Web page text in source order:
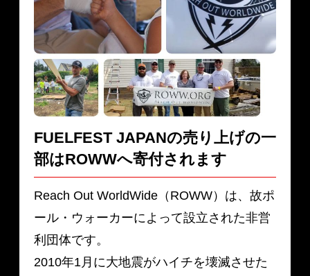
FUELFEST JAPANの売り上げの一
部はROWWへ寄付されます
Reach Out WorldWide（ROWW）は、故ポ
ール・ウォーカーによって設立された非営
利団体です。
2010年1月に大地震がハイチを壊滅させた